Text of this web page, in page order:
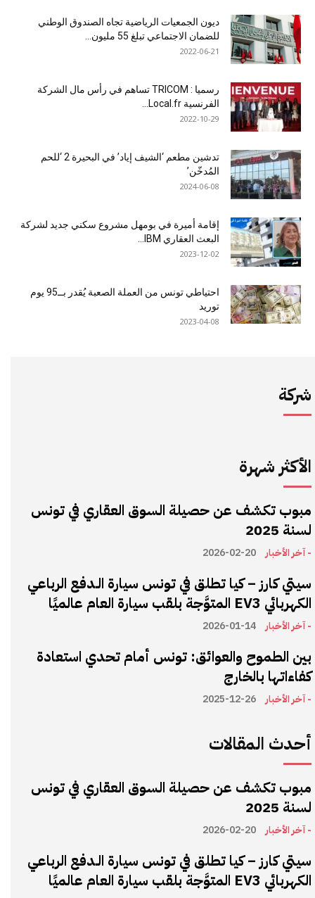
ديون الجمعيات الرياضية تجاه الصندوق الوطني
للضمان الاجتماعي تبلغ 55 مليون...
2022-06-21
رسميا : TRICOM تساهم في رأس مال الشركة
الفرنسية Local.fr...
2022-10-29
تدشين مطعم ‘الشيف إياد’ في البحيرة 2 ‘للحم
المُدخّن’
2024-06-08
إقامة أميرة في بومهل مشروع سكني جديد لشركة
البعث العقاري IBM...
2023-12-02
احتياطي تونس من العملة الصعبة يُقدر بــ95 يوم
توريد
2023-04-08
شركة
الأكثر شهرة
مبوب تكشف عن حصيلة السوق العقاري في تونس
لسنة 2025
- آخر الأخبار 2026-02-20
سيتي كارز – كيا تطلق في تونس سيارة الـدفع الرباعي
الكهربائي EV3 المتوَّجة بلقب سيارة العام عالميًا
- آخر الأخبار 2026-01-14
بين الطموح والعوائق: تونس أمام تحدي استعادة
كفاءاتها بالخارج
- آخر الأخبار 2025-12-26
أحدث المقالات
مبوب تكشف عن حصيلة السوق العقاري في تونس
لسنة 2025
- آخر الأخبار 2026-02-20
سيتي كارز – كيا تطلق في تونس سيارة الـدفع الرباعي
الكهربائي EV3 المتوَّجة بلقب سيارة العام عالميًا